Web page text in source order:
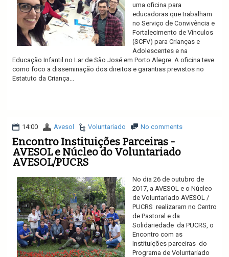
uma oficina para
educadoras que trabalham
no Serviço de Convivência e
Fortalecimento de Vínculos
(SCFV) para Crianças e
Adolescentes e na
Educação Infantil no Lar de São José em Porto Alegre. A oficina teve
como foco a disseminação dos direitos e garantias previstos no
Estatuto da Criança...
14:00 Avesol Voluntariado No comments
Encontro Instituições Parceiras -
AVESOL e Núcleo do Voluntariado
AVESOL/PUCRS
No dia 26 de outubro de
2017, a AVESOL e o Núcleo
de Voluntariado AVESOL /
PUCRS realizaram no Centro
de Pastoral e da
Solidariedade da PUCRS, o
Encontro com as
Instituições parceiras do
Programa de Voluntariado